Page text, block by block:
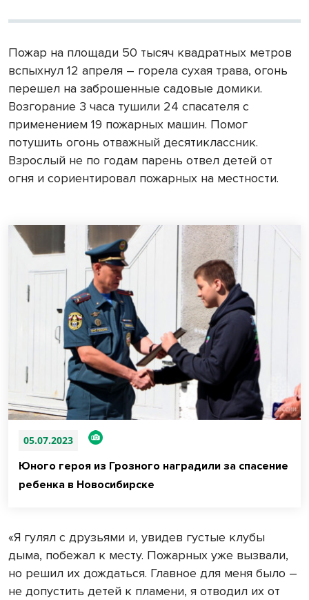
Пожар на площади 50 тысяч квадратных метров
вспыхнул 12 апреля – горела сухая трава, огонь
перешел на заброшенные садовые домики.
Возгорание 3 часа тушили 24 спасателя с
применением 19 пожарных машин. Помог
потушить огонь отважный десятиклассник.
Взрослый не по годам парень отвел детей от
огня и сориентировал пожарных на местности.
05.07.2023
Юного героя из Грозного наградили за спасение
ребенка в Новосибирске
«Я гулял с друзьями и, увидев густые клубы
дыма, побежал к месту. Пожарных уже вызвали,
но решил их дождаться. Главное для меня было –
не допустить детей к пламени, я отводил их от